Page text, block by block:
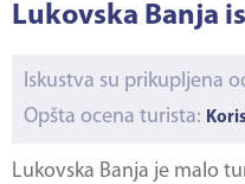
Lukovska Banja
Iskustva su prikupljena
Opšta ocena turista:
Lukovska Banja je malo